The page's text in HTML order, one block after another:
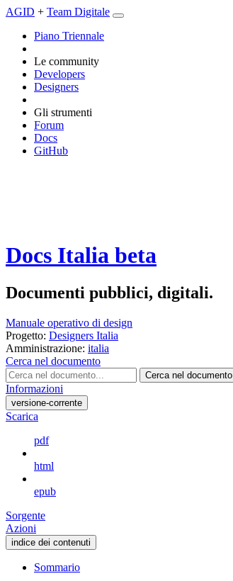
AGID + Team Digitale
Piano Triennale
Le community
Developers
Designers
Gli strumenti
Forum
Docs
GitHub
Docs Italia beta
Documenti pubblici, digitali.
Manuale operativo di design
Progetto: Designers Italia
Amministrazione: italia
Cerca nel documento
Cerca nel documento
Informazioni
versione-corrente
Scarica
pdf
html
epub
Sorgente
Azioni
indice dei contenuti
Sommario